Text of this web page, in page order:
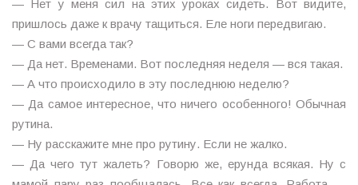
— Нет у меня сил на этих уроках сидеть. Вот видите,
пришлось даже к врачу тащиться. Еле ноги передвигаю.
— С вами всегда так?
— Да нет. Временами. Вот последняя неделя — вся такая.
— А что происходило в эту последнюю неделю?
— Да самое интересное, что ничего особенного! Обычная
рутина.
— Ну расскажите мне про рутину. Если не жалко.
— Да чего тут жалеть? Говорю же, ерунда всякая. Ну с